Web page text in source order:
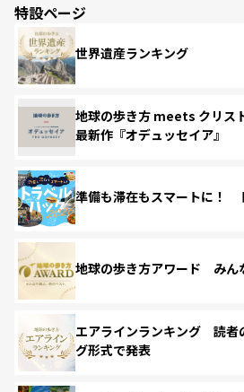
特設ページ
世界遺産ランキング
地球の歩き方 meets クリス
最新作『オデュッセイア』
準備も滞在もスマートに！
地球の歩き方アワード みん
エアラインランキング 読者
グ形式で発表